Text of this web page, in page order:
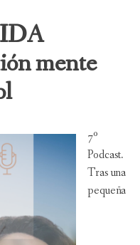
mente
7º
Podcast.
Tras una
pequeña